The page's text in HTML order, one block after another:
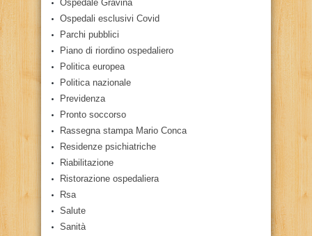
Ospedale Gravina
Ospedali esclusivi Covid
Parchi pubblici
Piano di riordino ospedaliero
Politica europea
Politica nazionale
Previdenza
Pronto soccorso
Rassegna stampa Mario Conca
Residenze psichiatriche
Riabilitazione
Ristorazione ospedaliera
Rsa
Salute
Sanità